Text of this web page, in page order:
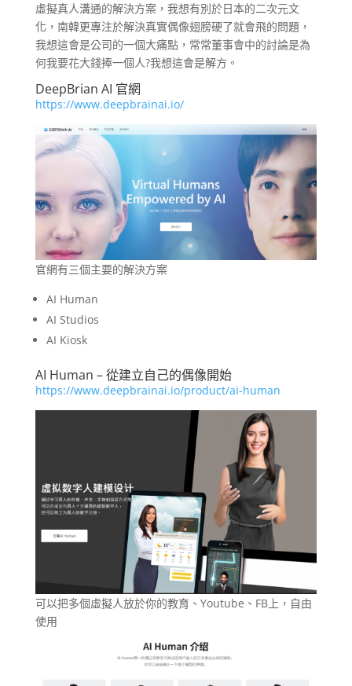
虛擬真人溝通的解決方案，我想有別於日本的二次元文
化，南韓更專注於解決真實偶像翅膀硬了就會飛的問題，
我想這會是公司的一個大痛點，常常董事會中的討論是為
何我要花大錢捧一個人?我想這會是解方。
DeepBrian AI 官網
https://www.deepbrainai.io/
官網有三個主要的解決方案
AI Human
AI Studios
AI Kiosk
AI Human – 從建立自己的偶像開始
https://www.deepbrainai.io/product/ai-human
可以把多個虛擬人放於你的教育、Youtube、FB上，自由
使用